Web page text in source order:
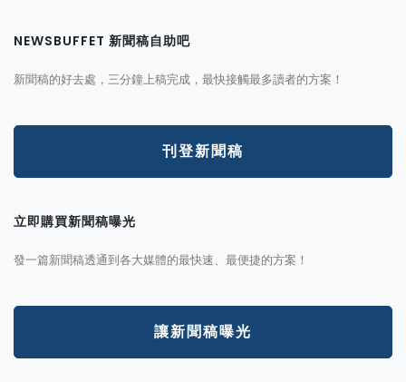
NEWSBUFFET 新聞稿自助吧
新聞稿的好去處，三分鐘上稿完成，最快接觸最多讀者的方案！
刊登新聞稿
立即購買新聞稿曝光
發一篇新聞稿透通到各大媒體的最快速、最便捷的方案！
讓新聞稿曝光